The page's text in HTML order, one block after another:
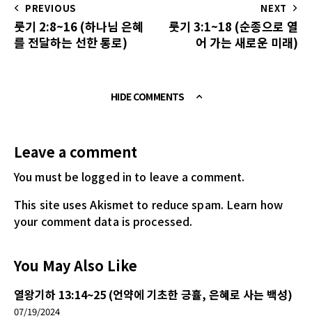
PREVIOUS
룻기 2:8~16 (하나님 은혜
를 전달하는 선한 통로)
NEXT
룻기 3:1~18 (순종으로 열
어 가는 새로운 미래)
HIDE COMMENTS
Leave a comment
You must be logged in to leave a comment.
This site uses Akismet to reduce spam. Learn how
your comment data is processed.
You May Also Like
열왕기하 13:14~25 (언약에 기초한 긍휼, 은혜로 사는 백성)
07/19/2024